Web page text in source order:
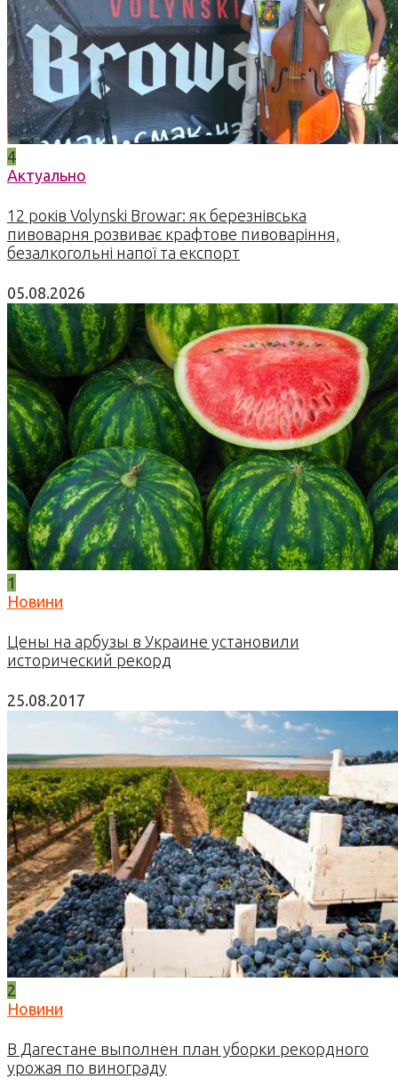
4
Актуально
12 років Volynski Browar: як березнівська
пивоварня розвиває крафтове пивоваріння,
безалкогольні напої та експорт
05.08.2026
1
Новини
Цены на арбузы в Украине установили
исторический рекорд
25.08.2017
2
Новини
В Дагестане выполнен план уборки рекордного
урожая по винограду